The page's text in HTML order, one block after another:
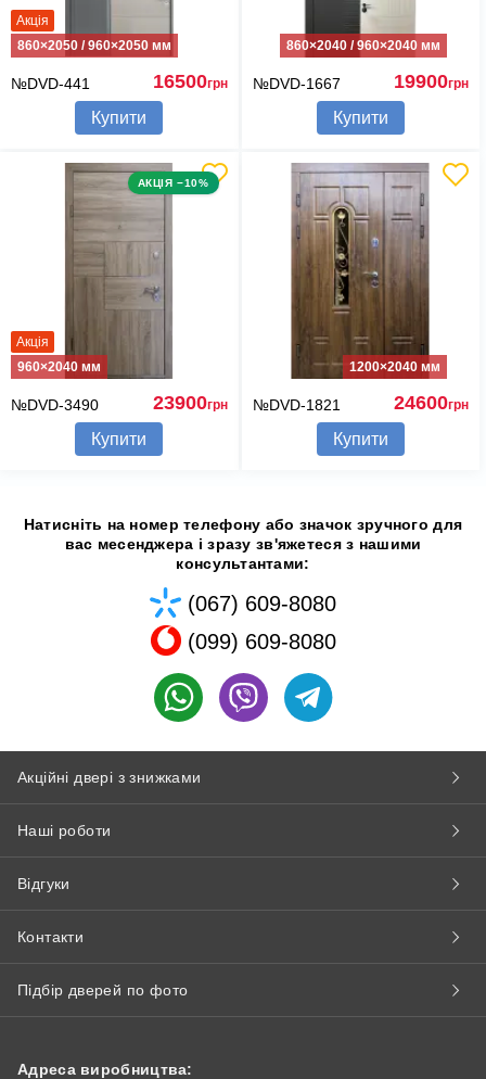
860×2050 / 960×2050 мм
Акція
№DVD-441 16500грн
Купити
860×2040 / 960×2040 мм
№DVD-1667 19900грн
Купити
960×2040 мм
Акція
АКЦІЯ −10%
№DVD-3490 23900грн
Купити
1200×2040 мм
№DVD-1821 24600грн
Купити
Натисніть на номер телефону або значок зручного для
вас месенджера і зразу зв'яжетеся з нашими
консультантами:
(067) 609-8080
(099) 609-8080
Акційні двері з знижками
Наші роботи
Відгуки
Контакти
Підбір дверей по фото
Адреса виробництва: